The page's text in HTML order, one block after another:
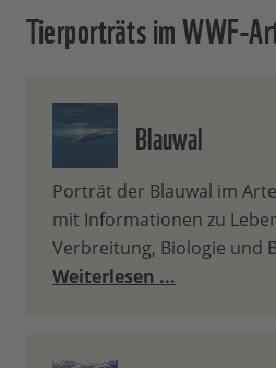
Tierporträts im WWF-
Blauwal
Porträt der Blauwal im
mit Informationen zu
Verbreitung, Biologie und
Weiterlesen ...